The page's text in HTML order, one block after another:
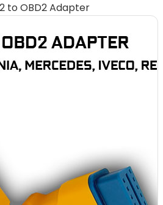
to OBD2 Adapter